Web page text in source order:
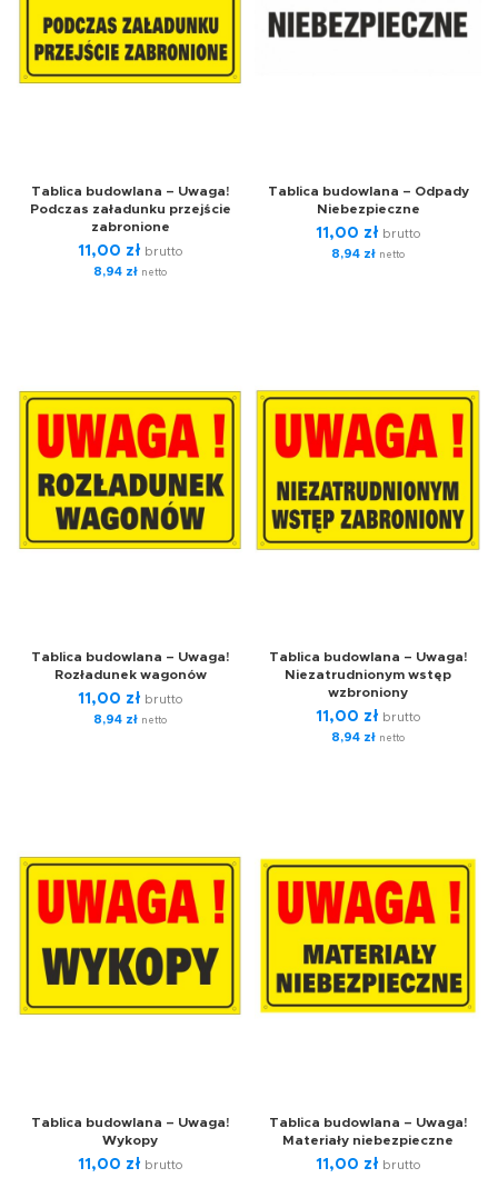
Tablica budowlana – Uwaga!
Podczas załadunku przejście
zabronione
11,00 zł brutto
8,94 zł netto
Tablica budowlana – Odpady
Niebezpieczne
11,00 zł brutto
8,94 zł netto
Tablica budowlana – Uwaga!
Rozładunek wagonów
11,00 zł brutto
8,94 zł netto
Tablica budowlana – Uwaga!
Niezatrudnionym wstęp
wzbroniony
11,00 zł brutto
8,94 zł netto
Tablica budowlana – Uwaga!
Wykopy
11,00 zł brutto
Tablica budowlana – Uwaga!
Materiały niebezpieczne
11,00 zł brutto